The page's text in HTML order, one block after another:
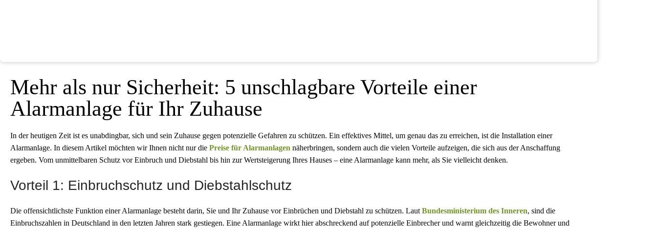
Mehr als nur Sicherheit: 5 unschlagbare Vorteile einer
Alarmanlage für Ihr Zuhause
In der heutigen Zeit ist es unabdingbar, sich und sein Zuhause gegen potenzielle Gefahren zu schützen. Ein effektives Mittel, um genau das zu erreichen, ist die Installation einer
Alarmanlage. In diesem Artikel möchten wir Ihnen nicht nur die Preise für Alarmanlagen näherbringen, sondern auch die vielen Vorteile aufzeigen, die sich aus der Anschaffung
ergeben. Vom unmittelbaren Schutz vor Einbruch und Diebstahl bis hin zur Wertsteigerung Ihres Hauses – eine Alarmanlage kann mehr, als Sie vielleicht denken.
Vorteil 1: Einbruchschutz und Diebstahlschutz
Die offensichtlichste Funktion einer Alarmanlage besteht darin, Sie und Ihr Zuhause vor Einbrüchen und Diebstahl zu schützen. Laut Bundesministerium des Inneren, sind die
Einbruchszahlen in Deutschland in den letzten Jahren stark gestiegen. Eine Alarmanlage wirkt hier abschreckend auf potenzielle Einbrecher und warnt gleichzeitig die Bewohner und